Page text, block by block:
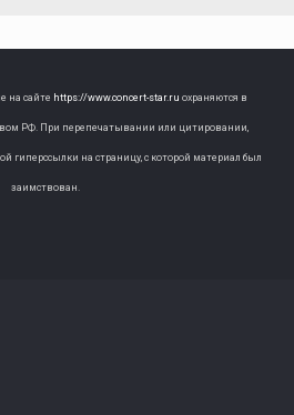
на сайте https://www.concert-star.ru охраняются в
РФ. При перепечатывании или цитировании,
гиперссылки на страницу, с которой материал был
заимствован.